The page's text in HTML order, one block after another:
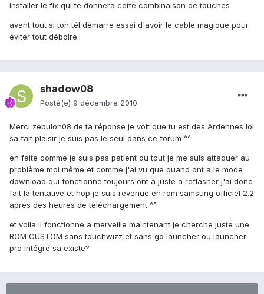
installer le fix qui te donnera cette combinaison de touches
avant tout si ton tél démarre essai d'avoir le cable magique pour
éviter tout déboire
shadow08
Posté(e) 9 décembre 2010
Merci zebulon08 de ta réponse je voit que tu est des Ardennes lol
sa fait plaisir je suis pas le seul dans ce forum ^^
en faite comme je suis pas patient du tout je me suis attaquer au
problème moi même et comme j'ai vu que quand ont a le mode
download qui fonctionne toujours ont a juste a reflasher j'ai donc
fait la tentative et hop je suis revenue en rom samsung officiel 2.2
après des heures de téléchargement ^^
et voila il fonctionne a merveille maintenant je cherche juste une
ROM CUSTOM sans touchwizz et sans go launcher ou launcher
pro intégré sa existe?